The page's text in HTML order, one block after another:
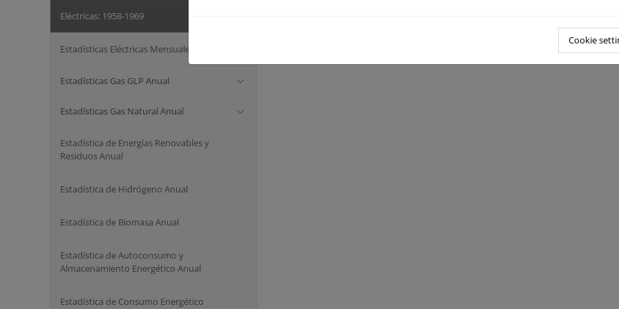
Eléctricas: 1958-1969
Estadísticas Eléctricas Mensuales
Estadísticas Gas GLP Anual
Estadísticas Gas Natural Anual
Estadística de Energías Renovables y
Residuos Anual
Estadística de Hidrógeno Anual
Estadística de Biomasa Anual
Estadística de Autoconsumo y
Almacenamiento Energético Anual
Estadística de Consumo Energético
Cookie